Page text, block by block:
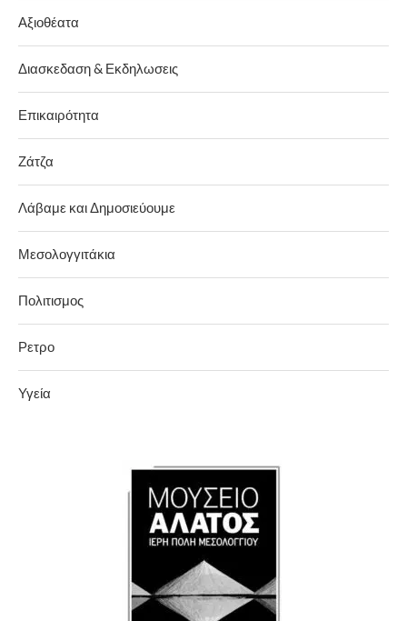
Αξιοθέατα
Διασκεδαση & Εκδηλωσεις
Επικαιρότητα
Ζάτζα
Λάβαμε και Δημοσιεύουμε
Μεσολογγιτάκια
Πολιτισμος
Ρετρο
Υγεία